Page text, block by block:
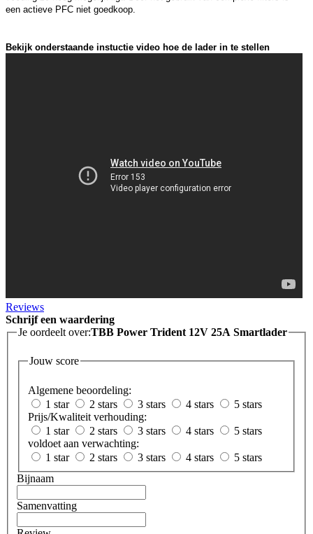
een actieve PFC niet goedkoop.
Bekijk onderstaande instuctie video hoe de lader in te stellen
Reviews
Schrijf een waardering
Je oordeelt over:TBB Power Trident 12V 25A Smartlader
Jouw score
Algemene beoordeling:
1 star
2 stars 3 stars 4 stars
5 stars
Prijs/Kwaliteit verhouding:
1 star
2 stars 3 stars 4 stars
5 stars
voldoet aan verwachting:
1 star
2 stars 3 stars 4 stars
5 stars
Bijnaam
Samenvatting